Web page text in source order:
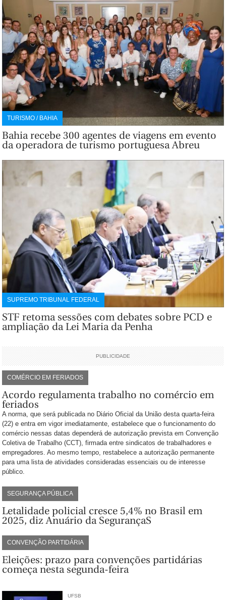
TURISMO / BAHIA
Bahia recebe 300 agentes de viagens em evento
da operadora de turismo portuguesa Abreu
SUPREMO TRIBUNAL FEDERAL
STF retoma sessões com debates sobre PCD e
ampliação da Lei Maria da Penha
PUBLICIDADE
COMÉRCIO EM FERIADOS
Acordo regulamenta trabalho no comércio em
feriados
A norma, que será publicada no Diário Oficial da União desta quarta-feira
(22) e entra em vigor imediatamente, estabelece que o funcionamento do
comércio nessas datas dependerá de autorização prevista em Convenção
Coletiva de Trabalho (CCT), firmada entre sindicatos de trabalhadores e
empregadores. Ao mesmo tempo, restabelece a autorização permanente
para uma lista de atividades consideradas essenciais ou de interesse
público.
SEGURANÇA PÚBLICA
Letalidade policial cresce 5,4% no Brasil em
2025, diz Anuário da SegurançaS
CONVENÇÃO PARTIDÁRIA
Eleições: prazo para convenções partidárias
começa nesta segunda-feira
UFSB